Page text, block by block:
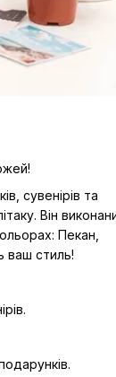
сувенірів та
Він
Пекан,
ваш стиль!